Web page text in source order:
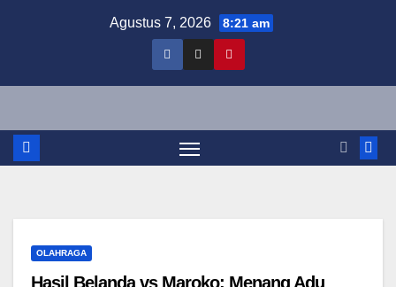
Agustus 7, 2026 8:21 am
OLAHRAGA
Hasil Belanda vs Maroko: Menang Adu